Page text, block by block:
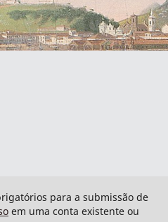
para a submissão de
em uma conta existente ou